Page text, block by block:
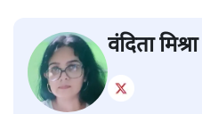
वंदिता मिश्रा